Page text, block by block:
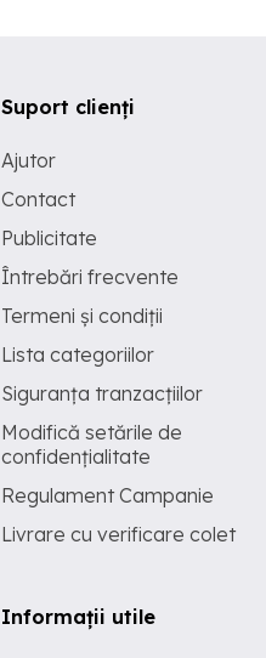
Suport clienți
Ajutor
Contact
Publicitate
Întrebări frecvente
Termeni și condiții
Lista categoriilor
Siguranța tranzacțiilor
Modifică setările de
confidențialitate
Regulament Campanie
Livrare cu verificare colet
Informații utile